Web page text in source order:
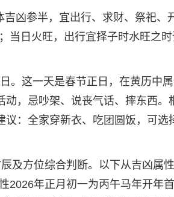
吉凶参半，宜出行、求财、祭祀、
当日火旺，出行宜择子时水旺之时
。这一天是春节正日，在黄历中
动，忌吵架、说丧气话、摔东西。
议：全家穿新衣、吃团圆饭，可选
及方位综合判断。以下从吉凶属
年正月初一为丙午马年开年首